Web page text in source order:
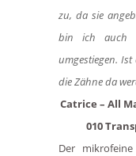
zu, da sie
bin ich auch
umgestiegen.
die Zähne da
Catrice – All
010
Der